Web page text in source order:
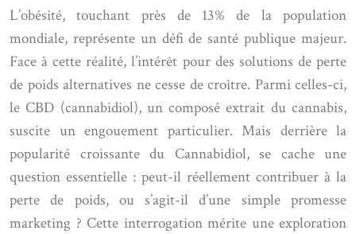
L’obésité, touchant près de 13% de la population
mondiale, représente un défi de santé publique majeur.
Face à cette réalité, l’intérêt pour des solutions de perte
de poids alternatives ne cesse de croître. Parmi celles-ci,
le CBD (cannabidiol), un composé extrait du cannabis,
suscite un engouement particulier. Mais derrière la
popularité croissante du Cannabidiol, se cache une
question essentielle : peut-il réellement contribuer à la
perte de poids, ou s’agit-il d’une simple promesse
marketing ? Cette interrogation mérite une exploration